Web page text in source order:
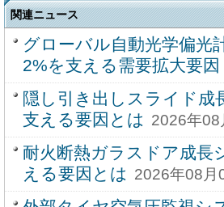
関連ニュース
グローバル自動光学偏光
2%を支える需要拡大要因
隠し引き出しスライド成
支える要因とは 2026年08
耐火断熱ガラスドア成長
える要因とは 2026年08月